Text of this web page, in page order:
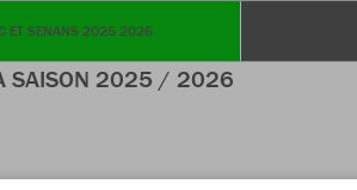
ET SENANS 2025 2026
SAISON 2025 / 2026